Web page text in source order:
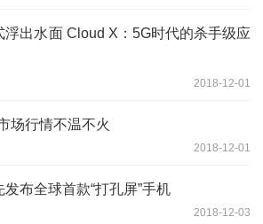
浮出水面 Cloud X：5G时代的杀手级应
2018-12-01
场行情不温不火
2018-12-01
布全球首款“打孔屏”手机
2018-12-03